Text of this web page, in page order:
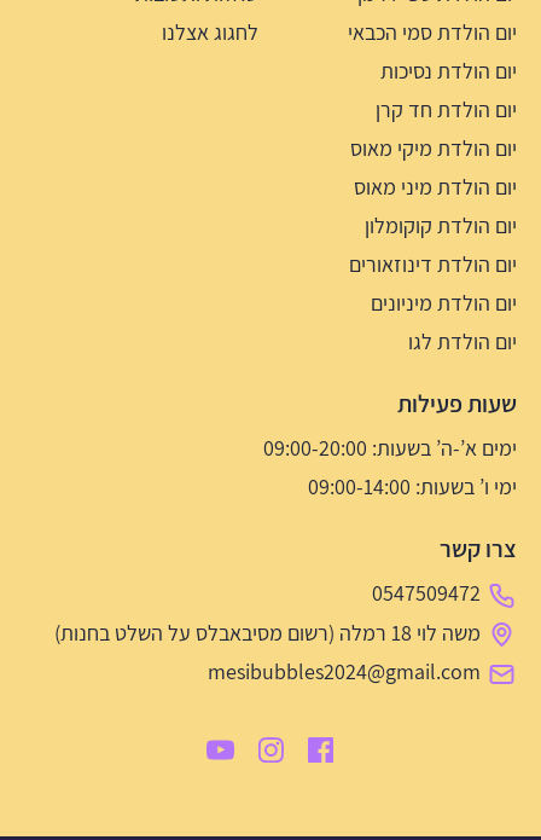
יום הולדת סמי הכבאי
יום הולדת נסיכות
יום הולדת חד קרן
יום הולדת מיקי מאוס
יום הולדת מיני מאוס
יום הולדת קוקומלון
יום הולדת דינוזאורים
יום הולדת מיניונים
יום הולדת לגו
לחגוג אצלנו
שעות פעילות
ימים א’-ה’ בשעות: 09:00-20:00
ימי ו’ בשעות: 09:00-14:00
צרו קשר
0547509472
משה לוי 18 רמלה (רשום מסיבאבלס על השלט בחנות)
mesibubbles2024@gmail.com